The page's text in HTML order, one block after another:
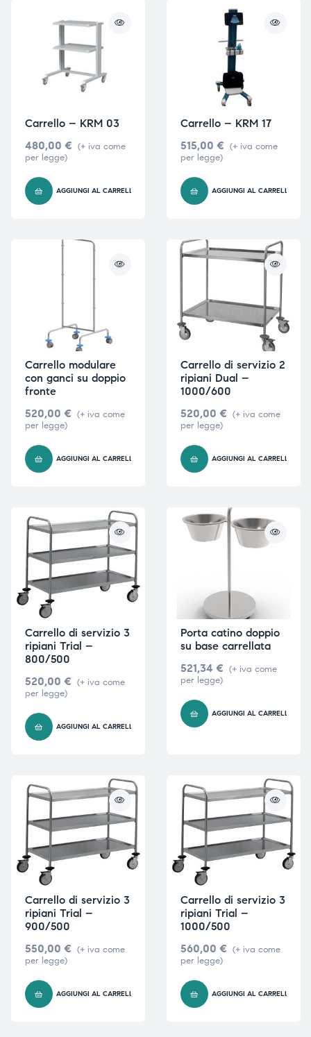
Carrello – KRM 03
480,00 € (+ iva come
per legge)
AGGIUNGI AL CARRELLO
Carrello – KRM 17
515,00 € (+ iva come
per legge)
AGGIUNGI AL CARRELLO
Carrello modulare
con ganci su doppio
fronte
520,00 € (+ iva come
per legge)
AGGIUNGI AL CARRELLO
Carrello di servizio 2
ripiani Dual –
1000/600
520,00 € (+ iva come
per legge)
AGGIUNGI AL CARRELLO
Carrello di servizio 3
ripiani Trial –
800/500
520,00 € (+ iva come
per legge)
AGGIUNGI AL CARRELLO
Porta catino doppio
su base carrellata
521,34 € (+ iva come
per legge)
AGGIUNGI AL CARRELLO
Carrello di servizio 3
ripiani Trial –
900/500
550,00 € (+ iva come
per legge)
AGGIUNGI AL CARRELLO
Carrello di servizio 3
ripiani Trial –
1000/500
560,00 € (+ iva come
per legge)
AGGIUNGI AL CARRELLO